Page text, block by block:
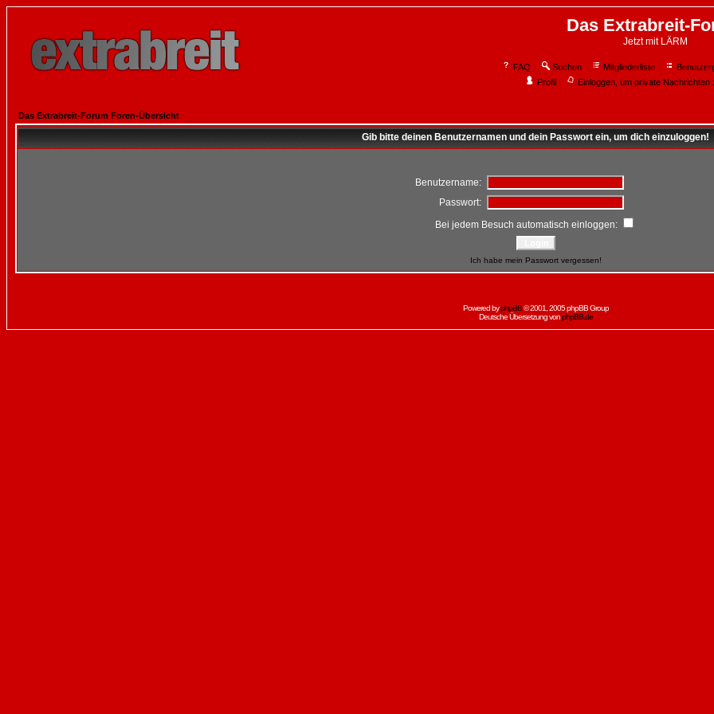
Das Extrabreit-
Jetzt mit LÄRM
FAQ Suchen Mitgliederliste
Profil
Einloggen, um private Nachrichten
Das Extrabreit-Forum Foren-Übersicht
Gib bitte deinen Benutzernamen und dein Passwort ein, um dich einzuloggen!
Benutzername:
Passwort:
Bei jedem Besuch automatisch einloggen:
Ich habe mein Passwort vergessen!
Powered byphpBB© 2001, 2005 phpBB Group
Deutsche Übersetzung vonphpBB.de